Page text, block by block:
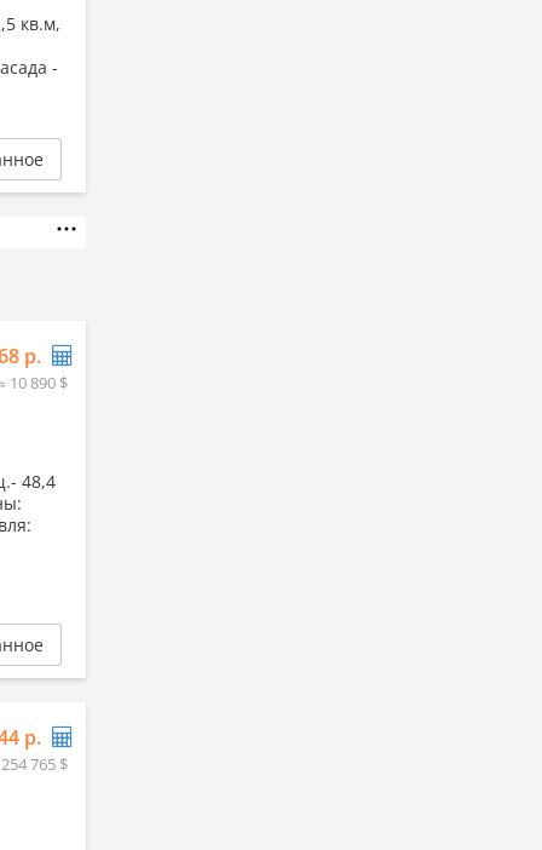
кв.м,
-
р.
10 890 $
48,4
р.
765 $